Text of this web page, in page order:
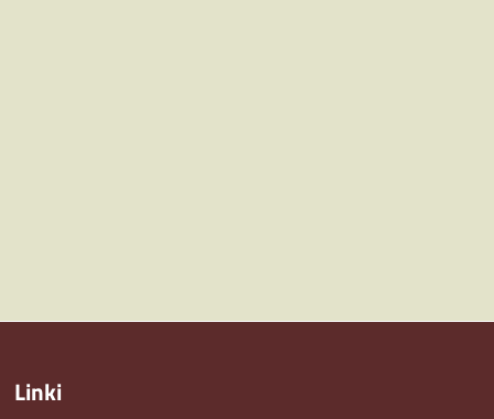
Linki